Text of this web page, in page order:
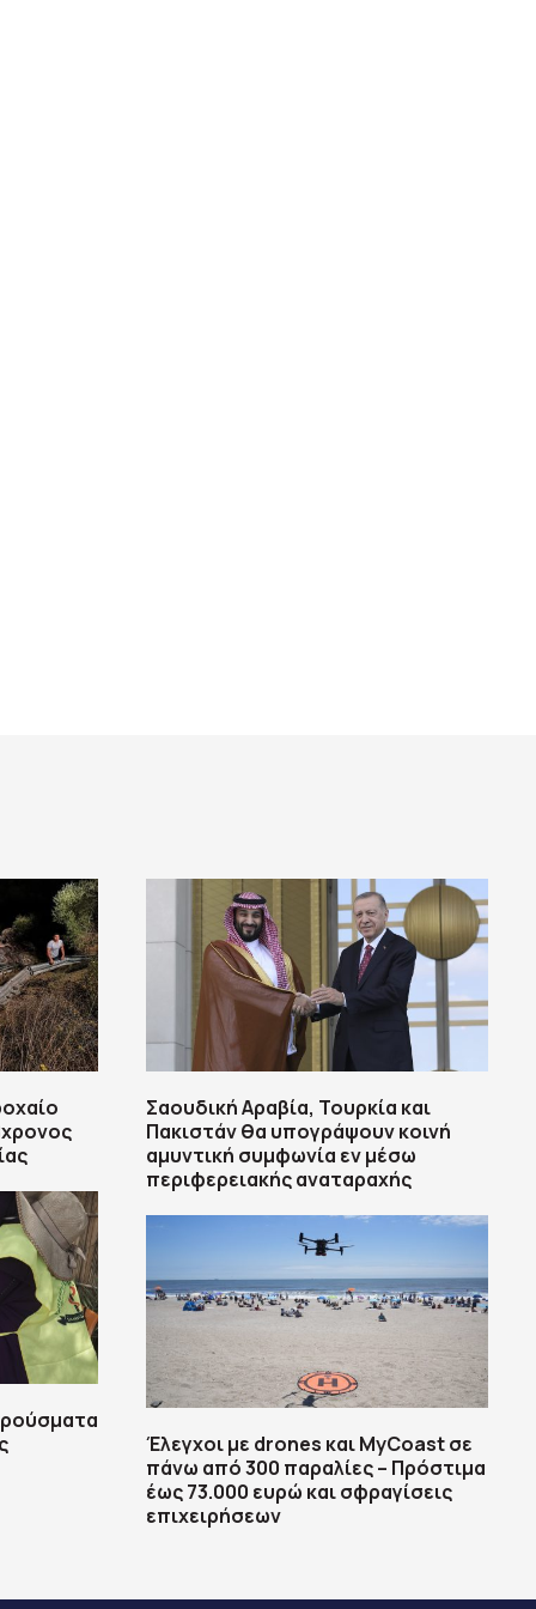
Σαουδική Αραβία, Τουρκία και
Πακιστάν θα υπογράψουν κοινή
αμυντική συμφωνία εν μέσω
περιφερειακής αναταραχής
Έλεγχοι με drones και MyCoast σε
πάνω από 300 παραλίες – Πρόστιμα
έως 73.000 ευρώ και σφραγίσεις
επιχειρήσεων